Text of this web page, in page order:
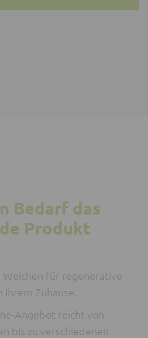
Bedarf das
Produkt
Weichen für regenerative
Ihrem Zuhause.
Angebot reicht von
bis zu verschiedenen